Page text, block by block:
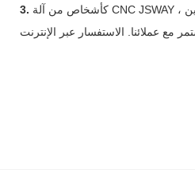
3. كأشخاص من آلة CNC JSWAY ، نحن مهووسون بالتحسين